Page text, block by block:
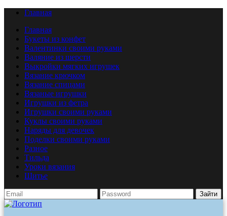
Главная
Главная
Букеты из конфет
Валентинки своими руками
Валяние из шерсти
Выкройки мягких игрушек
Вязание крючком
Вязание спицами
Вязаные игрушки
Игрушки из фетра
Игрушки своими руками
Куклы своими руками
Наряды для девочек
Поделки своими руками
Разное
Тильда
Уроки вязания
Шитье
Зайти